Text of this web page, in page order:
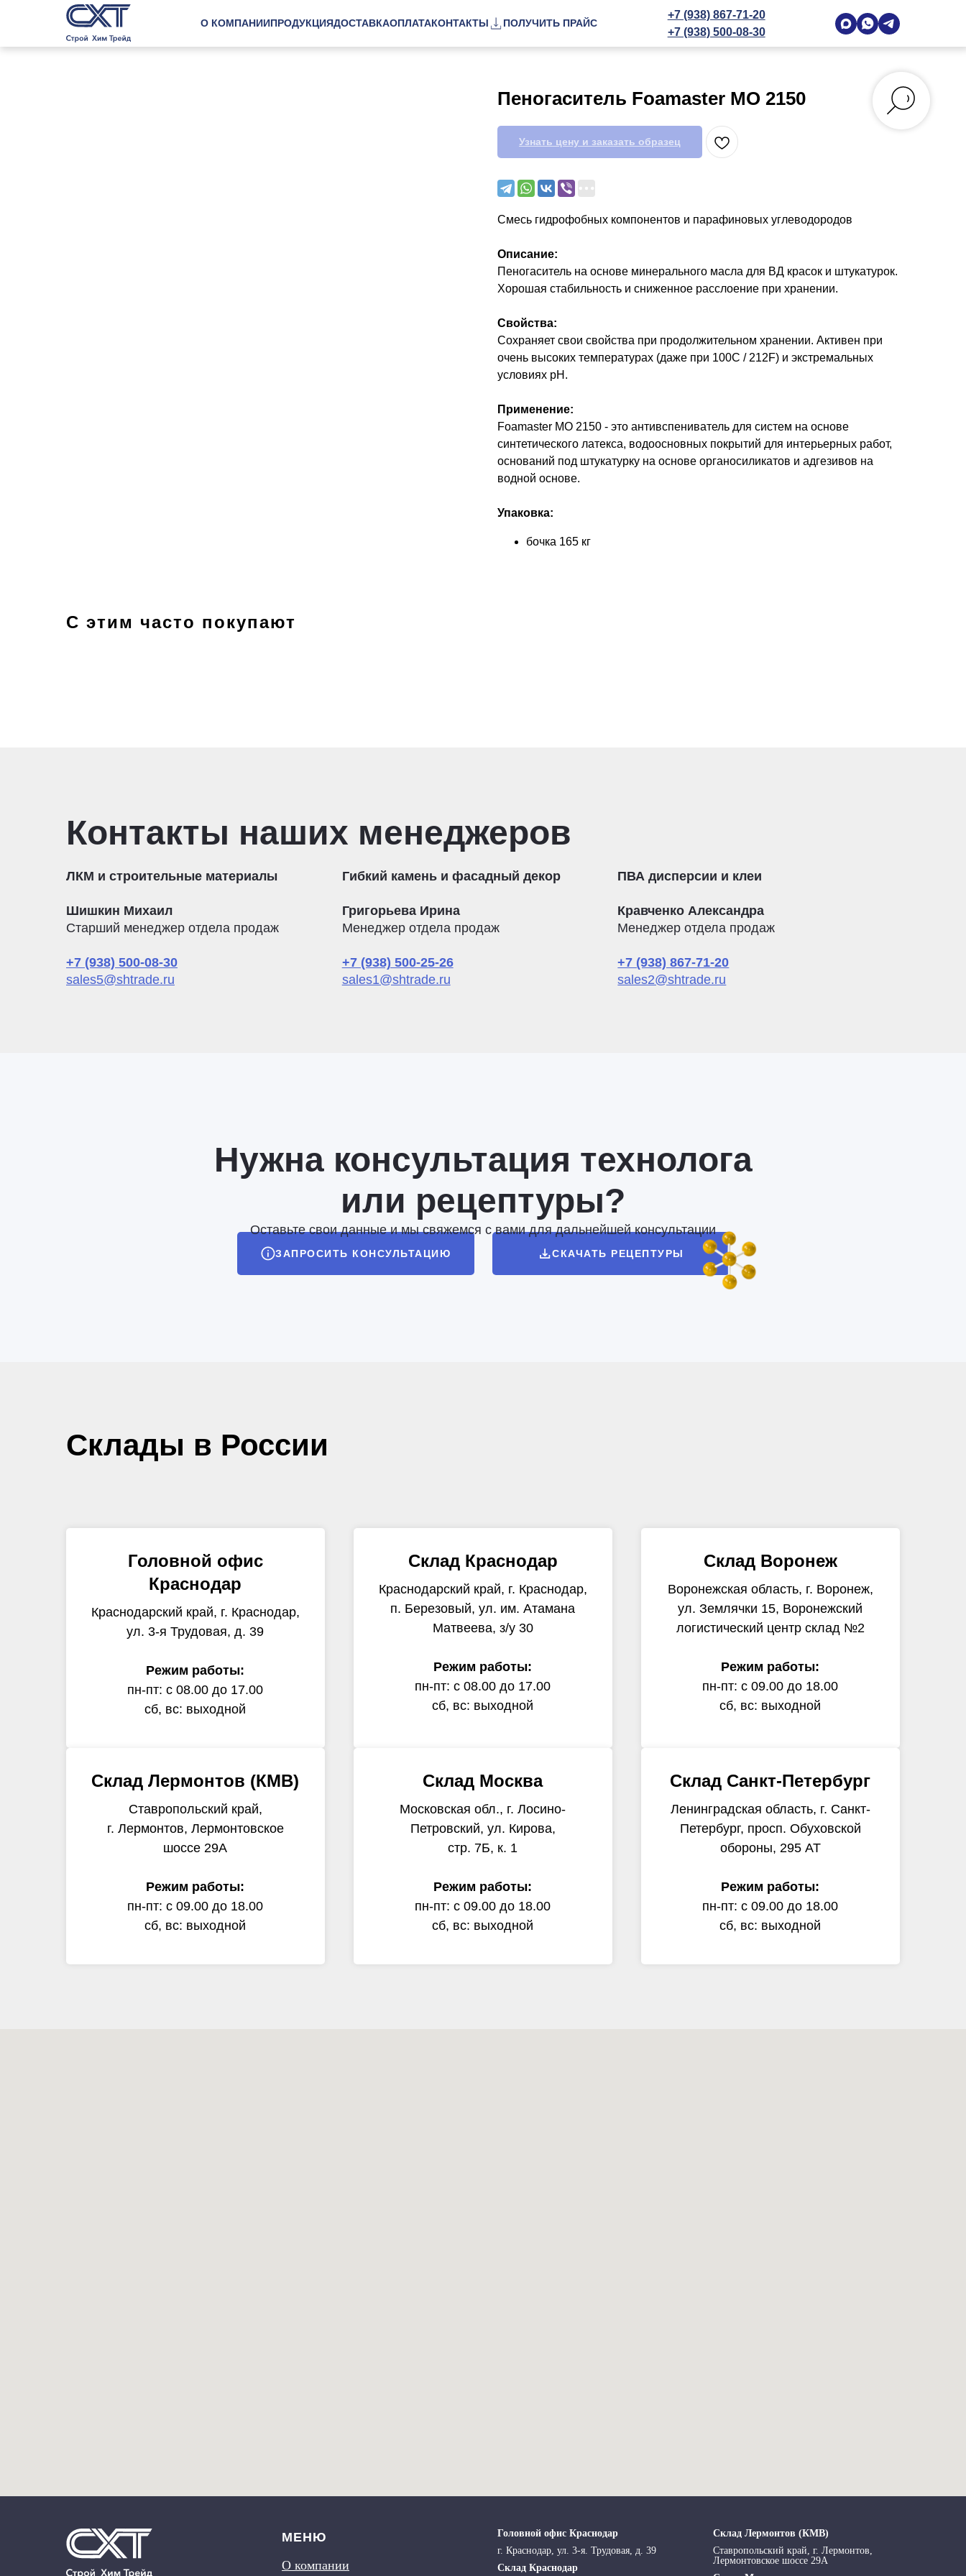
О КОМПАНИИПРОДУКЦИЯДОСТАВКАОПЛАТАКОНТАКТЫ ПОЛУЧИТЬ ПРАЙС
+7 (938) 867-71-20
+7 (938) 500-08-30
Пеногаситель Foamaster MO 2150
Узнать цену и заказать образец
Смесь гидрофобных компонентов и парафиновых углеводородов
Описание:
Пеногаситель на основе минерального масла для ВД красок и штукатурок.
Хорошая стабильность и сниженное расслоение при хранении.
Свойства:
Сохраняет свои свойства при продолжительном хранении. Активен при
очень высоких температурах (даже при 100C / 212F) и экстремальных
условиях pH.
Применение:
Foamaster MO 2150 - это антивспениватель для систем на основе
синтетического латекса, водоосновных покрытий для интерьерных работ,
оснований под штукатурку на основе органосиликатов и адгезивов на
водной основе.
Упаковка:
бочка 165 кг
С этим часто покупают
Контакты наших менеджеров
ЛКМ и строительные материалы
Шишкин Михаил
Старший менеджер отдела продаж
+7 (938) 500-08-30
sales5@shtrade.ru
Гибкий камень и фасадный декор
Григорьева Ирина
Менеджер отдела продаж
+7 (938) 500-25-26
sales1@shtrade.ru
ПВА дисперсии и клеи
Кравченко Александра
Менеджер отдела продаж
+7 (938) 867-71-20
sales2@shtrade.ru
СКАЧАТЬ РЕЦЕПТУРЫ
ЗАПРОСИТЬ КОНСУЛЬТАЦИЮ
Нужна консультация технолога
или рецептуры?
Оставьте свои данные и мы свяжемся с вами для дальнейшей консультации
Склады в России
Головной офис
Краснодар
Краснодарский край, г. Краснодар,
ул. 3-я Трудовая, д. 39
Режим работы:
пн-пт: с 08.00 до 17.00
сб, вс: выходной
Склад Краснодар
Краснодарский край, г. Краснодар,
п. Березовый, ул. им. Атамана
Матвеева, з/у 30
Режим работы:
пн-пт: с 08.00 до 17.00
сб, вс: выходной
Склад Воронеж
Воронежская область, г. Воронеж,
ул. Землячки 15, Воронежский
логистический центр склад №2
Режим работы:
пн-пт: с 09.00 до 18.00
сб, вс: выходной
Склад Лермонтов (КМВ)
Ставропольский край,
г. Лермонтов, Лермонтовское
шоссе 29А
Режим работы:
пн-пт: с 09.00 до 18.00
сб, вс: выходной
Склад Москва
Московская обл., г. Лосино-
Петровский, ул. Кирова,
стр. 7Б, к. 1
Режим работы:
пн-пт: с 09.00 до 18.00
сб, вс: выходной
Склад Санкт-Петербург
Ленинградская область, г. Санкт-
Петербург, просп. Обуховской
обороны, 295 АТ
Режим работы:
пн-пт: с 09.00 до 18.00
сб, вс: выходной
МЕНЮ
О компании
Головной офис Краснодар
г. Краснодар, ул. 3-я. Трудовая, д. 39
Склад Краснодар
Склад Лермонтов (КМВ)
Ставропольский край, г. Лермонтов,
Лермонтовское шоссе 29А